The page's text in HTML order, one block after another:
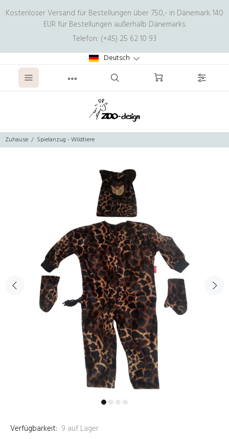
Kostenloser Versand für Bestellungen über 750,- in Dänemark. 140
EUR für Bestellungen außerhalb Dänemarks.
Telefon: (+45) 25 62 10 93
Deutsch
Zuhause Spielanzug - Wildtiere
Verfügbarkeit: 9 auf Lager